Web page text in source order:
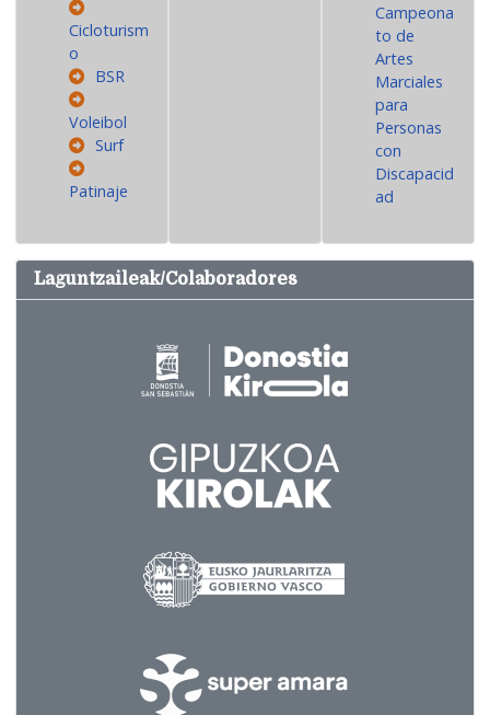
Cicloturism
o
BSR
Voleibol
Surf
Patinaje
Campeona
to de
Artes
Marciales
para
Personas
con
Discapacid
ad
Laguntzaileak/Colaboradores